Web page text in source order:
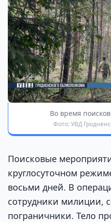
Во время
Фото: УВД
Поисковые
круглосуточном
восьми дней. В
сотрудники милиции,
пограничники. Тело